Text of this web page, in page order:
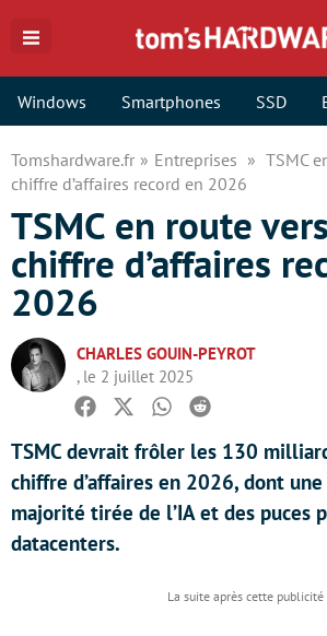
Windows Smartphones SSD
Tomshardware.fr Entreprises
TSMC
chiffre d’affaires record en 2026
TSMC en route
chiffre d’affaires
2026
CHARLES GOUIN-PEYROT
, le 2 juillet 2025
Facebook
TwitterWhatsapp
Reddit
TSMC devrait frôler les 130
chiffre d’affaires en 2026, dont
majorité tirée de l’IA et des puces
datacenters.